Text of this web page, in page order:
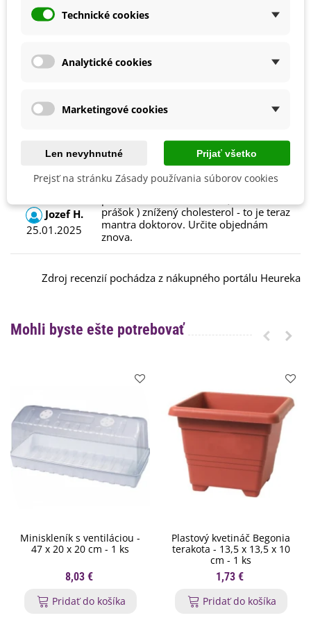
voľne dostupných zdrojoch na internete.
Výrobca
8594172691354
Recenzie
Jozef H.
25.01.2025
Celkový názor:
No je to pomletý čistý kaktus, podľa
všetkého naozaj upravuje krvný cukor a
dokonca som si všimol ( doteraz som
prášok ) znížený cholesterol - to je teraz
mantra doktorov. Určite objednám
znova.
Zdroj recenzií pochádza z nákupného portálu Heureka
Mohli byste ešte potrebovať
Miniskleník s ventiláciou -
47 x 20 x 20 cm - 1 ks
8,03 €
Pridať do košíka
Plastový kvetináč Begonia
terakota - 13,5 x 13,5 x 10
cm - 1 ks
1,73 €
Pridať do košíka
Technické cookies
Analytické cookies
Marketingové cookies
Len nevyhnutné Prijať všetko
Prejsť na stránku Zásady používania súborov cookies